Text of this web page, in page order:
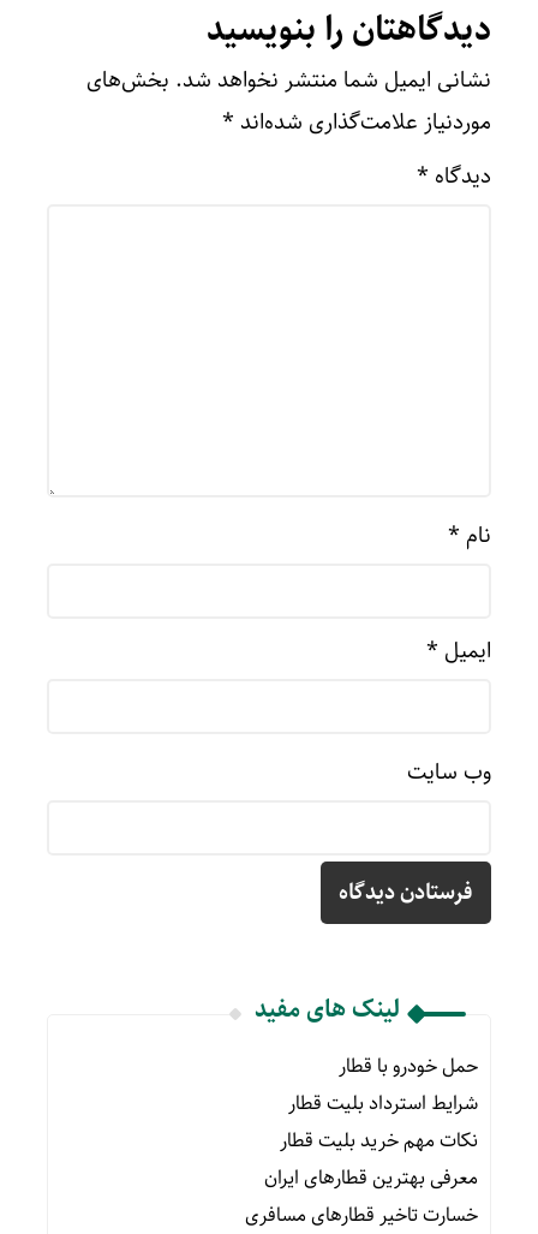
دیدگاهتان را بنویسید
نشانی ایمیل شما منتشر نخواهد شد. بخش‌های
موردنیاز علامت‌گذاری شده‌اند *
دیدگاه *
نام *
ایمیل *
وب‌ سایت
لینک های مفید
حمل خودرو با قطار
شرایط استرداد بلیت قطار
نکات مهم خرید بلیت قطار
معرفی بهترین قطارهای ایران
خسارت تاخیر قطارهای مسافری